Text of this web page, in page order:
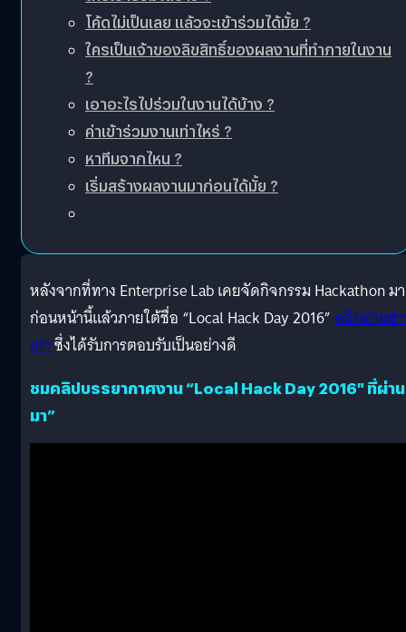
โค้ดไม่เป็นเลย แล้วจะเข้าร่วมได้มั้ย ?
ใครเป็นเจ้าของลิขสิทธิ์ของผลงานที่ทำภายในงาน
?
เอาอะไรไปร่วมในงานได้บ้าง ?
ค่าเข้าร่วมงานเท่าไหร่ ?
หาทีมจากไหน ?
เริ่มสร้างผลงานมาก่อนได้มั้ย ?
หลังจากที่ทาง Enterprise Lab เคยจัดกิจกรรม Hackathon มา
ก่อนหน้านี้แล้วภายใต้ชื่อ “Local Hack Day 2016”คลิกอ่านข่
เก่าซึ่งได้รับการตอบรับเป็นอย่างดี
ชมคลิปบรรยากาศงาน “Local Hack Day 2016″ ที่ผ่าน
มา”